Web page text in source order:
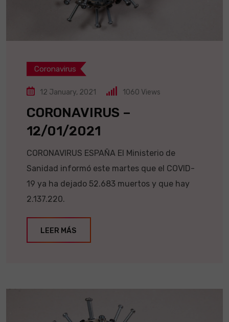
Coronavirus
12 January, 2021 1060 Views
CORONAVIRUS –
12/01/2021
CORONAVIRUS ESPAÑA El Ministerio de
Sanidad informó este martes que el COVID-
19 ya ha dejado 52.683 muertos y que hay
2.137.220.
LEER MÁS